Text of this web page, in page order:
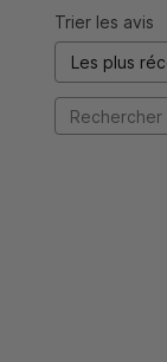
Trier les avis